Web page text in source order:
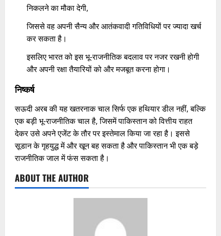
निकलने का मौका देगी,
जिससे वह अपनी सैन्य और आतंकवादी गतिविधियों पर ज्यादा खर्च
कर सकता है।
इसलिए भारत को इस भू-राजनीतिक बदलाव पर नजर रखनी होगी
और अपनी रक्षा तैयारियों को और मजबूत करना होगा।
निष्कर्ष
सऊदी अरब की यह खतरनाक चाल सिर्फ एक हथियार डील नहीं, बल्कि
एक बड़ी भू-राजनीतिक चाल है, जिसमें पाकिस्तान को वित्तीय राहत
देकर उसे अपने एजेंट के तौर पर इस्तेमाल किया जा रहा है। इससे
सूडान के गृहयुद्ध में और खून बह सकता है और पाकिस्तान भी एक बड़े
राजनीतिक जाल में फंस सकता है।
ABOUT THE AUTHOR